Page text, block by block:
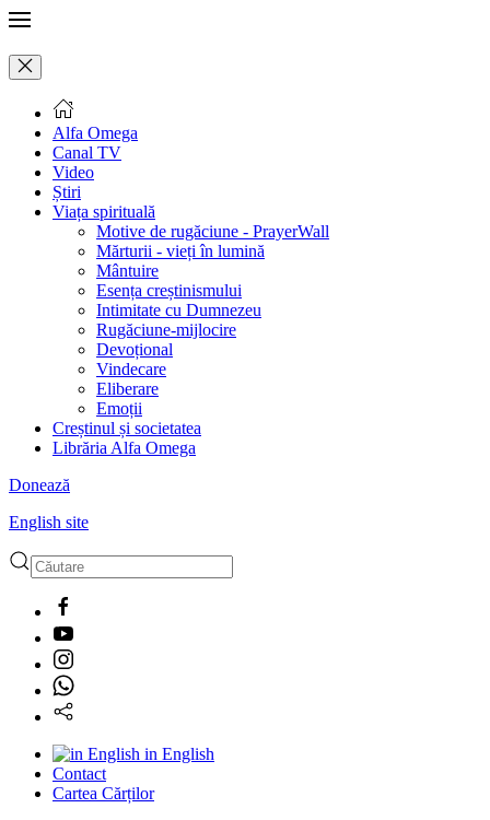
Alfa Omega
Canal TV
Video
Știri
Viața spirituală
Motive de rugăciune - PrayerWall
Mărturii - vieți în lumină
Mântuire
Esența creștinismului
Intimitate cu Dumnezeu
Rugăciune-mijlocire
Devoțional
Vindecare
Eliberare
Emoții
Creștinul și societatea
Librăria Alfa Omega
Donează
English site
for results.
in English
Contact
Cartea Cărților